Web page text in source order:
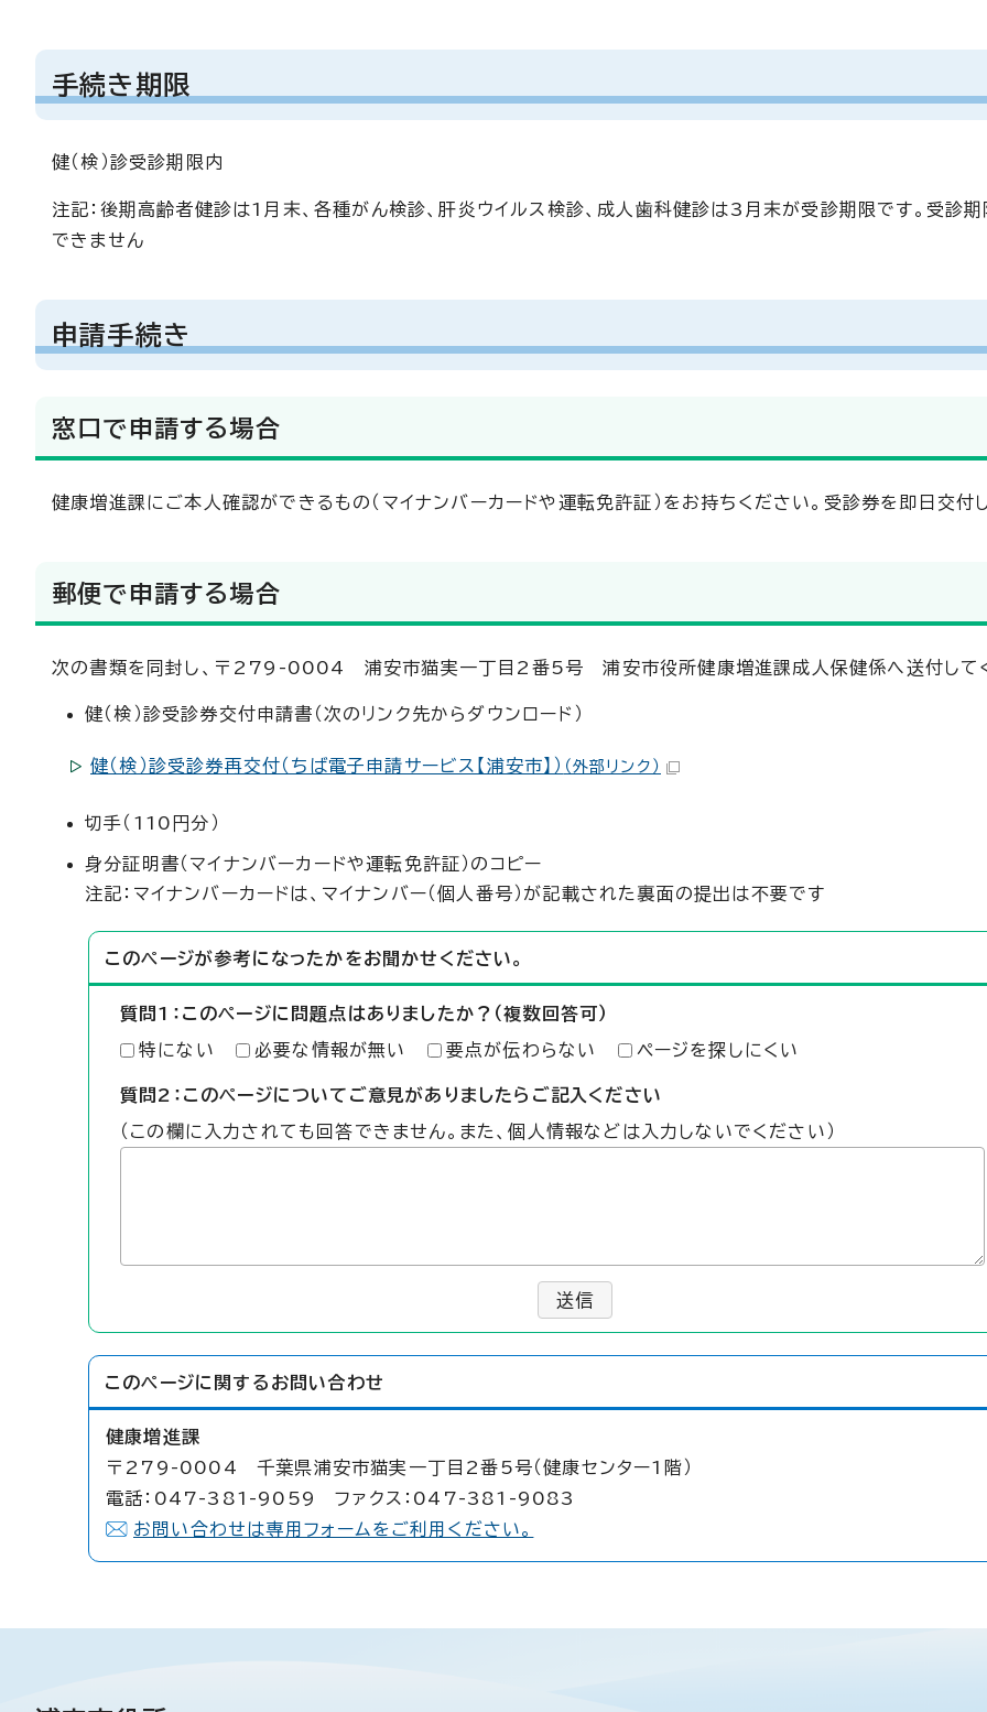
手続き期限
健（検）診受診期限内
注記：後期高齢者健診は1月末、各種がん検診、肝炎ウイルス検診、成人歯科健診は3月末が受診期限です。受診
できません
申請手続き
窓口で申請する場合
健康増進課にご本人確認ができるもの（マイナンバーカードや運転免許証）をお持ちください。受診券を即日交付
郵便で申請する場合
次の書類を同封し、〒279-0004 浦安市猫実一丁目2番5号 浦安市役所健康増進課成人保健係へ送付して
健（検）診受診券交付申請書（次のリンク先からダウンロード）
健（検）診受診券再交付（ちば電子申請サービス【浦安市】） （外部リンク）
切手（110円分）
身分証明書（マイナンバーカードや運転免許証）のコピー
注記：マイナンバーカードは、マイナンバー（個人番号）が記載された裏面の提出は不要です
このページが参考になったかをお聞かせください。
質問1：このページに問題点はありましたか？（複数回答可）
特にない 必要な情報が無い 要点が伝わらない ページを探しにくい
質問2：このページについてご意見がありましたらご記入ください
（この欄に入力されても回答できません。また、個人情報などは入力しないでください）
送信
このページに関する お問い合わせ
健康増進課
〒279-0004 千葉県浦安市猫実一丁目2番5号（健康センター1階）
電話：047-381-9059 ファクス：047-381-9083
お問い合わせは専用フォームをご利用ください。